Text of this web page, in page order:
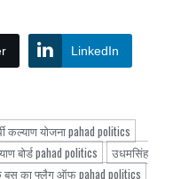
LinkedIn
कल्याण योजना pahad politics
बोर्ड pahad politics
उधमसिंह
बस का फ्लैग ऑफ pahad politics